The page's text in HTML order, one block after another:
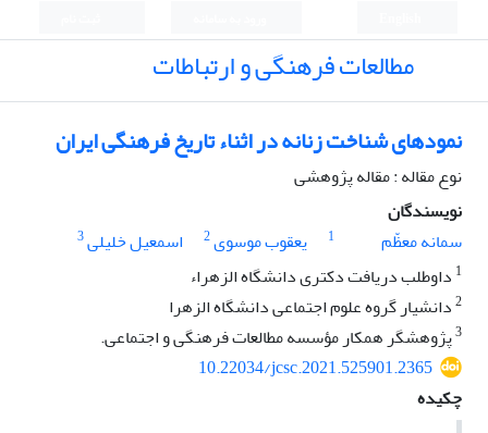
مطالعات فرهنگی و ارتباطات
نمودهای شناخت زنانه در اثناء تاریخ فرهنگی ایران
نوع مقاله : مقاله پژوهشی
نویسندگان
سمانه معظّم
1 یعقوب موسوی2 اسمعیل خلیلی3
1 داوطلب دریافت دکتری دانشگاه الزهراء
2دانشیار گروه علوم اجتماعی دانشگاه الزهرا
3پژوهشگر همکار مؤسسه مطالعات فرهنگی و اجتماعی.
10.22034/jcsc.2021.525901.2365
چکیده